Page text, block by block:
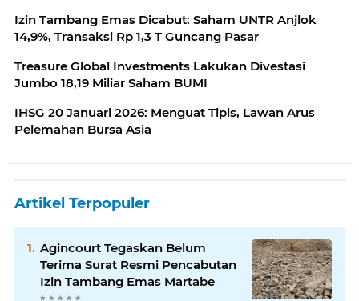
Izin Tambang Emas Dicabut: Saham UNTR Anjlok
14,9%, Transaksi Rp 1,3 T Guncang Pasar
Treasure Global Investments Lakukan Divestasi
Jumbo 18,19 Miliar Saham BUMI
IHSG 20 Januari 2026: Menguat Tipis, Lawan Arus
Pelemahan Bursa Asia
Artikel Terpopuler
Agincourt Tegaskan Belum
Terima Surat Resmi Pencabutan
Izin Tambang Emas Martabe